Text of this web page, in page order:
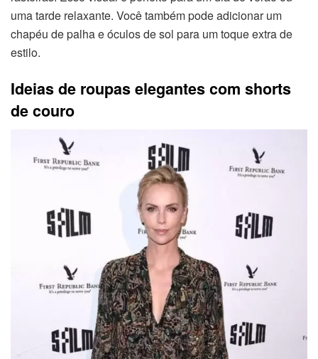
uma tarde relaxante. Você também pode adicionar um
chapéu de palha e óculos de sol para um toque extra de
estilo.
Ideias de roupas elegantes com shorts
de couro